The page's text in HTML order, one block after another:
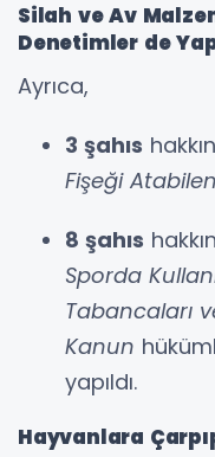
Silah ve Av
Denetimler de
Ayrıca,
3 şahıs
Fişeği
8 şahıs
Sporda
Tabancaları
Kanun
yapıldı.
Hayvanlara